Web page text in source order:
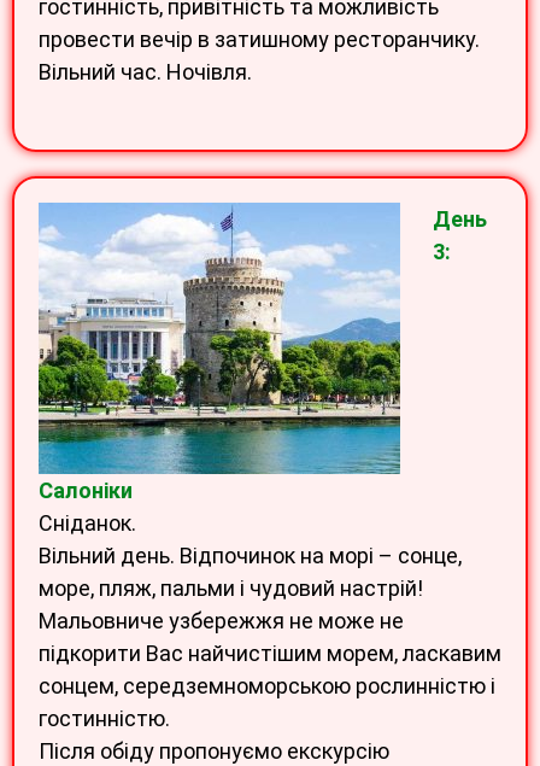
гостинність, привітність та можливість
провести вечір в затишному ресторанчику.
Вільний час. Ночівля.
День
3:
Салоніки
Сніданок.
Вільний день. Відпочинок на морі – сонце,
море, пляж, пальми і чудовий настрій!
Мальовниче узбережжя не може не
підкорити Вас найчистішим морем, ласкавим
сонцем, середземноморською рослинністю і
гостинністю.
Після обіду пропонуємо екскурсію